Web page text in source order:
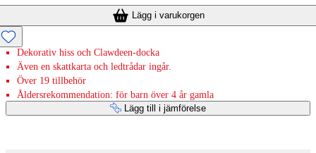
Lägg i varukorgen
Dekorativ hiss och Clawdeen-docka
Även en skattkarta och ledtrådar ingår.
Över 19 tillbehör
Åldersrekommendation: för barn över 4 år gamla
Lägg till i jämförelse